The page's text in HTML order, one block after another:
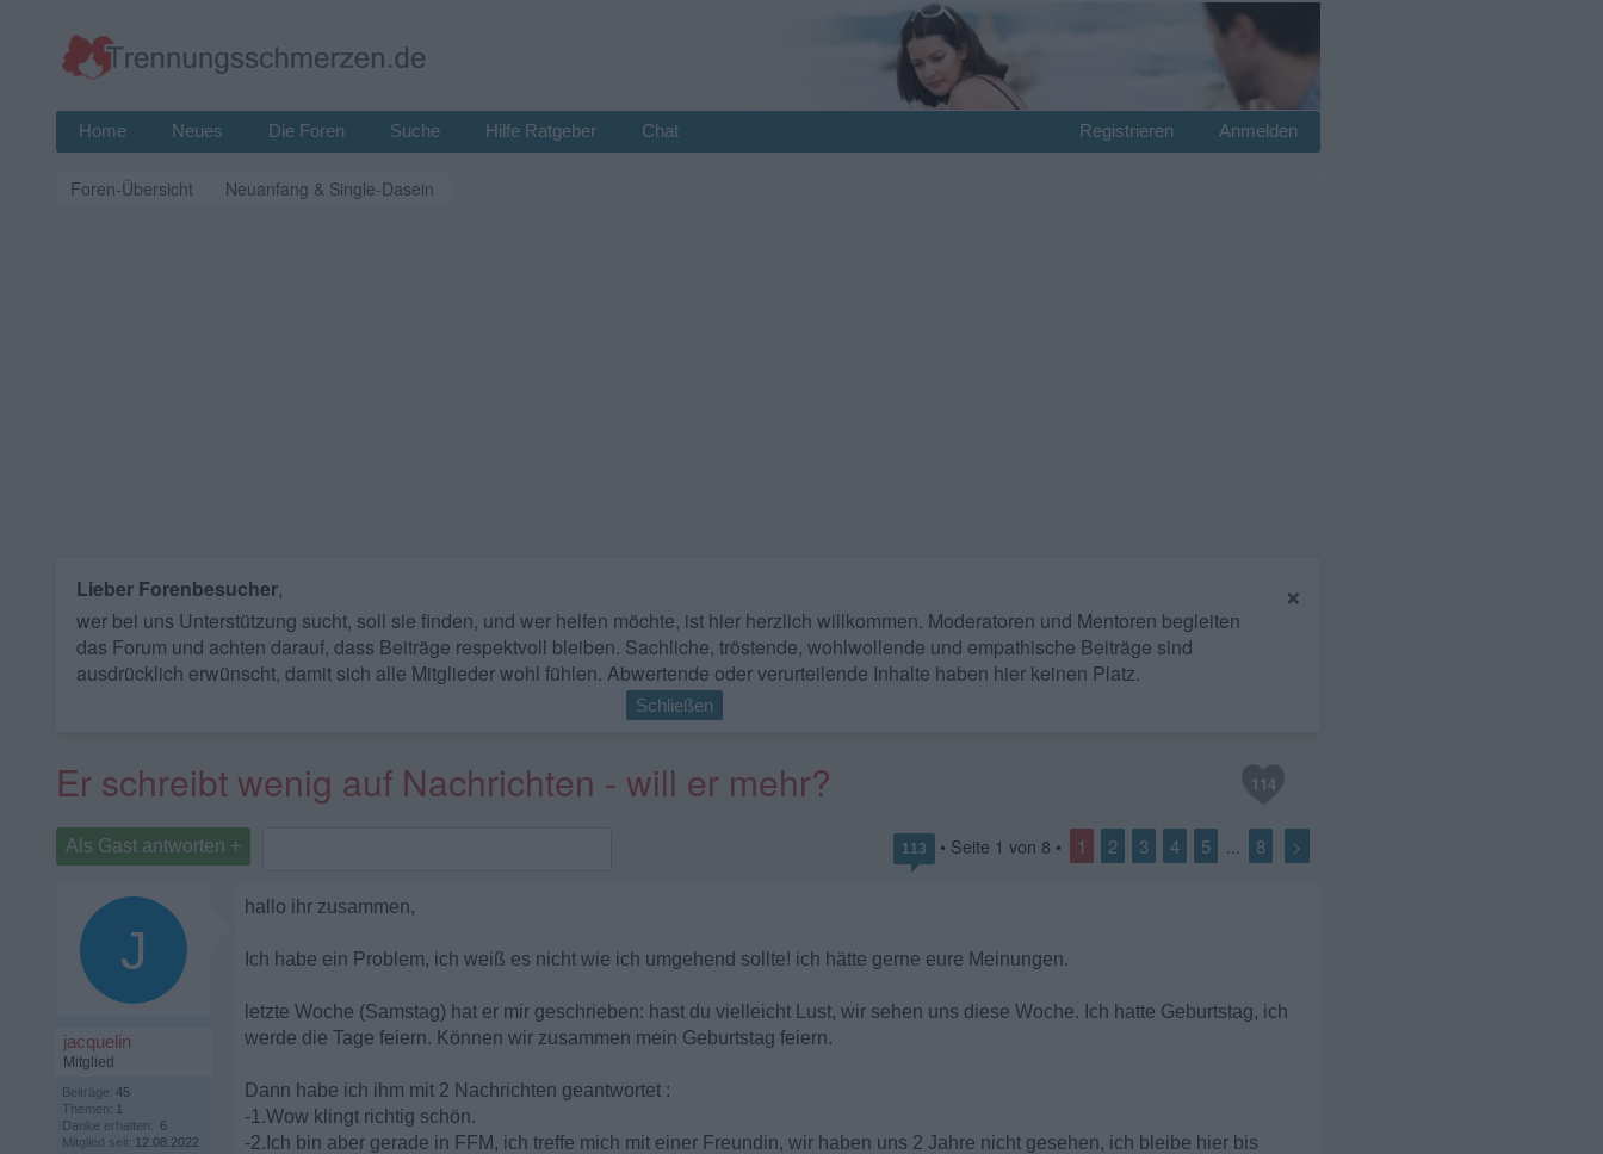
Home Neues Die Foren Suche Hilfe Ratgeber Chat Anmelden
Registrieren
Foren-Übersicht Neuanfang & Single-Dasein
×
Lieber Forenbesucher,
wer bei uns Unterstützung sucht, soll sie finden, und wer helfen möchte, ist hier herzlich willkommen. Moderatoren und Mentoren begleiten
das Forum und achten darauf, dass Beiträge respektvoll bleiben. Sachliche, tröstende, wohlwollende und empathische Beiträge sind
ausdrücklich erwünscht, damit sich alle Mitglieder wohl fühlen. Abwertende oder verurteilende Inhalte haben hier keinen Platz.
Schließen
114
Er schreibt wenig auf Nachrichten - will er mehr?
Als Gast antworten + 113 • Seite 1 von 8 • 1 2 3 4 5 ... 8 >
J
jacquelin
Mitglied
Beiträge: 45
Themen: 1
Danke erhalten: 6
Mitglied seit: 12.08.2022
hallo ihr zusammen,
Ich habe ein Problem, ich weiß es nicht wie ich umgehend sollte! ich hätte gerne eure Meinungen.
letzte Woche (Samstag) hat er mir geschrieben: hast du vielleicht Lust, wir sehen uns diese Woche. Ich hatte Geburtstag, ich
werde die Tage feiern. Können wir zusammen mein Geburtstag feiern.
Dann habe ich ihm mit 2 Nachrichten geantwortet :
-1.Wow klingt richtig schön.
-2.Ich bin aber gerade in FFM, ich treffe mich mit einer Freundin, wir haben uns 2 Jahre nicht gesehen, ich bleibe hier bis